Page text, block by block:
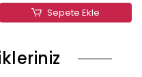
Sepete Ekle